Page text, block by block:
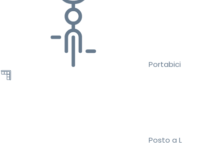
Portabici
Posto a L